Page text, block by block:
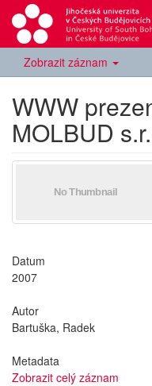
Zobrazit záznam
WWW
MOLBUD
Datum
2007
Autor
Bartuška, Radek
Metadata
Zobrazit celý záznam